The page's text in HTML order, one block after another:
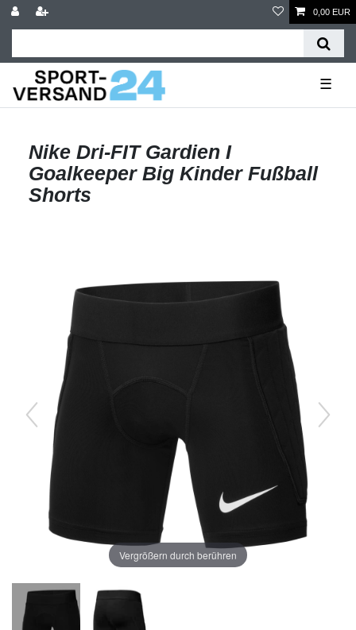
0,00 EUR
☰
Nike Dri-FIT Gardien I
Goalkeeper Big Kinder Fußball
Shorts
Vergrößern durch berühren